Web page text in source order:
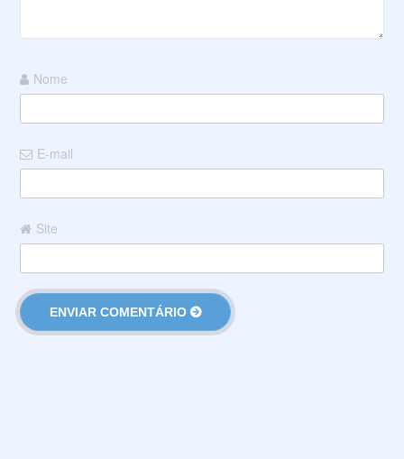
Nome
E-mail
Site